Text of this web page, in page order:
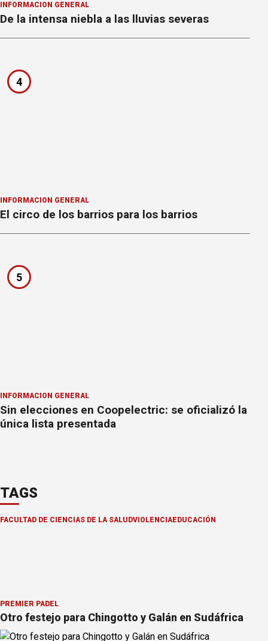
INFORMACION GENERAL
De la intensa niebla a las lluvias severas
4
INFORMACION GENERAL
El circo de los barrios para los barrios
5
INFORMACION GENERAL
Sin elecciones en Coopelectric: se oficializó la
única lista presentada
TAGS
FACULTAD DE CIENCIAS DE LA SALUDVIOLENCIAEDUCACIÓN
PREMIER PÁDEL
Otro festejo para Chingotto y Galán en Sudáfrica